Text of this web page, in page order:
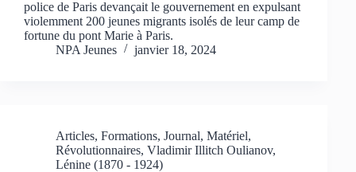
police de Paris devançait le gouvernement en expulsant
violemment 200 jeunes migrants isolés de leur camp de
fortune du pont Marie à Paris.
NPA Jeunes
janvier 18, 2024
Articles, Formations, Journal, Matériel,
Révolutionnaires, Vladimir Illitch Oulianov,
Lénine (1870 - 1924)